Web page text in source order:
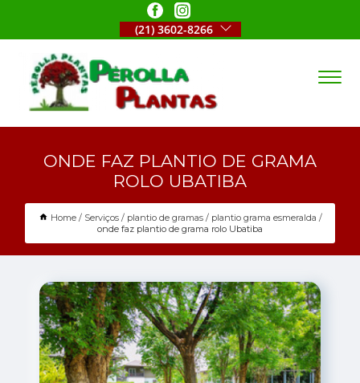
(21) 3602-8266
ONDE FAZ PLANTIO DE GRAMA
ROLO UBATIBA
Home Serviços plantio de gramas
plantio grama esmeralda
onde faz plantio de grama rolo Ubatiba